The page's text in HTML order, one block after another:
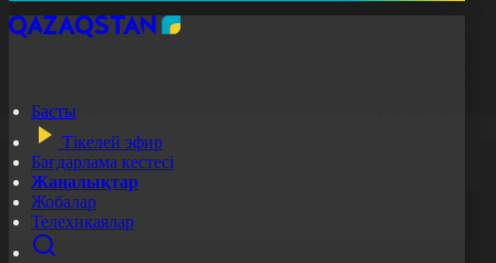
Басты
Тікелей эфир
Бағдарлама кестесі
Жаңалықтар
Жобалар
Телехикаялар